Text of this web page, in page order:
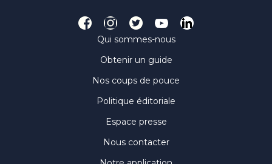
Qui sommes-nous
Obtenir un guide
Nos coups de pouce
Politique éditoriale
Espace presse
Nous contacter